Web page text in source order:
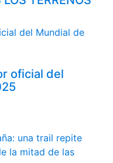
oficial del